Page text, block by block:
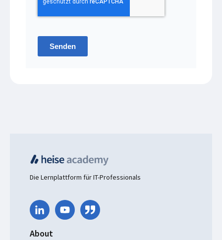
Senden
Die Lernplattform für IT-Professionals
About